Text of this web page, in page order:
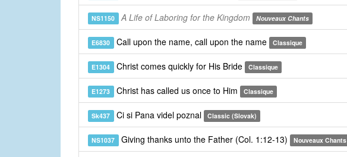
NS1150 A Life of Laboring for the Kingdom Nouveaux Chants
E6830 Call upon the name, call upon the name Classique
E1304 Christ comes quickly for His Bride Classique
E1273 Christ has called us once to Him Classique
Sk437 Ci si Pana videl poznal Classic (Slovak)
NS1037 Giving thanks unto the Father (Col. 1:12-13) Nouveaux Chants